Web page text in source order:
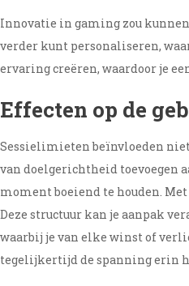
Innovatie in gaming zou kunnen
verder kunt personaliseren,
ervaring creëren, waardoor je
Effecten op de
Sessielimieten beïnvloeden
van doelgerichtheid toevoegen
moment boeiend te houden.
Deze structuur kan je aanpak
waarbij je van elke winst of
tegelijkertijd de spanning erin